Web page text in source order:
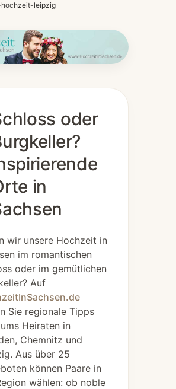
hochzeit-leipzig
oder
in
wir unsere Hochzeit in
im romantischen
oder im gemütlichen
Auf
Sie regionale Tipps
Heiraten in
Chemnitz und
Aus über 25
können Paare in
wählen: ob noble